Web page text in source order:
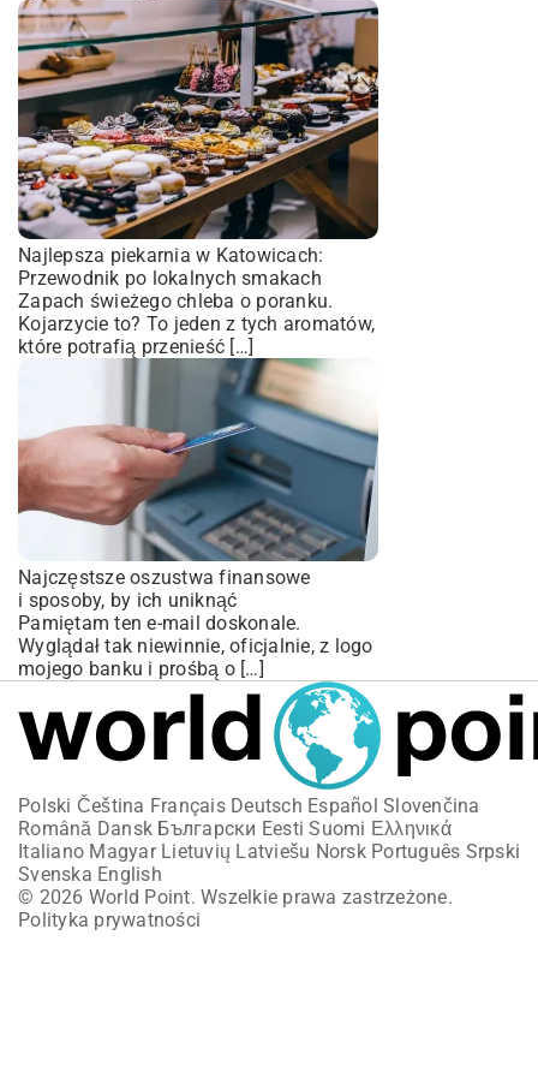
Najlepsza piekarnia w Katowicach:
Przewodnik po lokalnych smakach
Zapach świeżego chleba o poranku.
Kojarzycie to? To jeden z tych aromatów,
które potrafią przenieść […]
Najczęstsze oszustwa finansowe
i sposoby, by ich uniknąć
Pamiętam ten e-mail doskonale.
Wyglądał tak niewinnie, oficjalnie, z logo
mojego banku i prośbą o […]
Polski Čeština Français Deutsch Español Slovenčina
Română Dansk Български Eesti Suomi Ελληνικά
Italiano Magyar Lietuvių Latviešu Norsk Português Srpski
Svenska English
© 2026 World Point. Wszelkie prawa zastrzeżone.
Polityka prywatności